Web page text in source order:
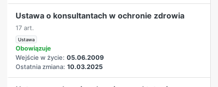
Ustawa o konsultantach w ochronie zdrowia
17 art.
Ustawa
Obowiązuje
Wejście w życie: 05.06.2009
Ostatnia zmiana: 10.03.2025